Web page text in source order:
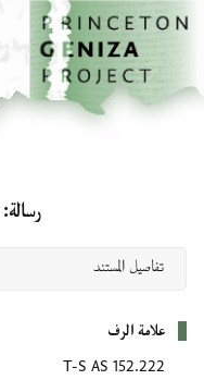
إلى المحتوى الرئيسي
الرئيسية
رسالة
علامة الرف
T-S AS 152.222